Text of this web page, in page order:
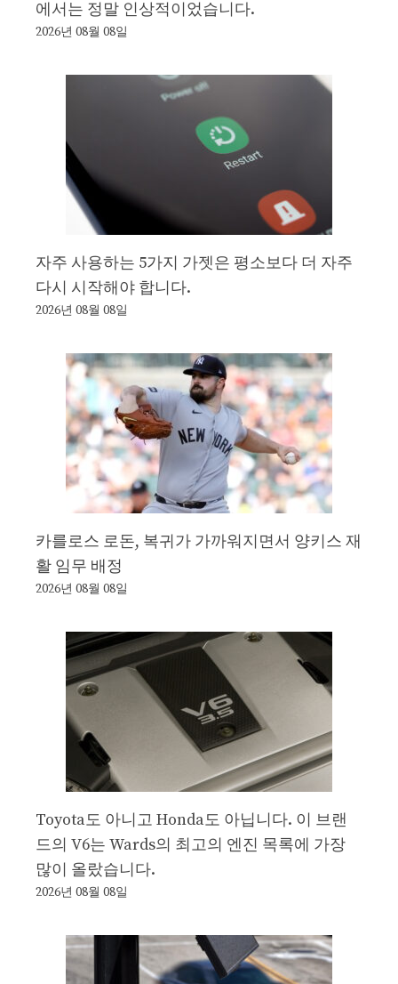
에서는 정말 인상적이었습니다.
2026년 08월 08일
자주 사용하는 5가지 가젯은 평소보다 더 자주
다시 시작해야 합니다.
2026년 08월 08일
카를로스 로돈, 복귀가 가까워지면서 양키스 재
활 임무 배정
2026년 08월 08일
Toyota도 아니고 Honda도 아닙니다. 이 브랜
드의 V6는 Wards의 최고의 엔진 목록에 가장
많이 올랐습니다.
2026년 08월 08일